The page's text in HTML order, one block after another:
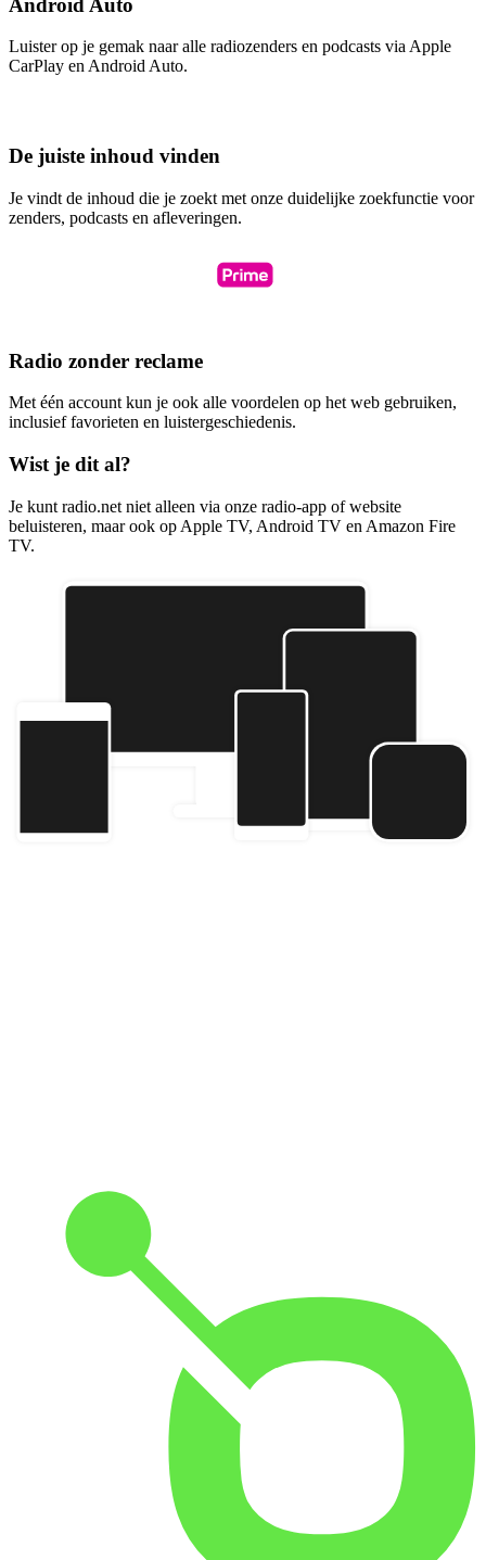
Android Auto
Luister op je gemak naar alle radiozenders en podcasts via Apple
CarPlay en Android Auto.
De juiste inhoud vinden
Je vindt de inhoud die je zoekt met onze duidelijke zoekfunctie voor
zenders, podcasts en afleveringen.
Radio zonder reclame
Met één account kun je ook alle voordelen op het web gebruiken,
inclusief favorieten en luistergeschiedenis.
Wist je dit al?
Je kunt radio.net niet alleen via onze radio-app of website
beluisteren, maar ook op Apple TV, Android TV en Amazon Fire
TV.